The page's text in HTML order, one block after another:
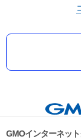
GMOインターネッ